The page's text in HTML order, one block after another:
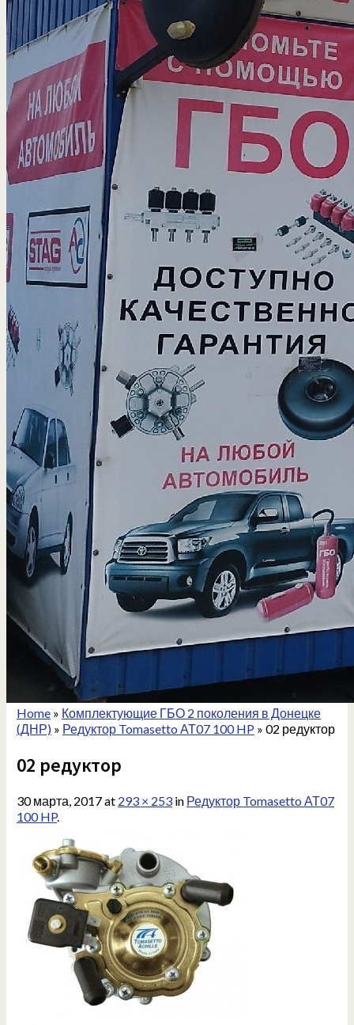
Home» Комплектующие ГБО 2 поколения в Донецке
(ДНР)» Редуктор Tomasetto АТ07 100 HP » 02 редуктор
02 редуктор
30 марта, 2017at 293 × 253in Редуктор Tomasetto АТ07
100 HP.